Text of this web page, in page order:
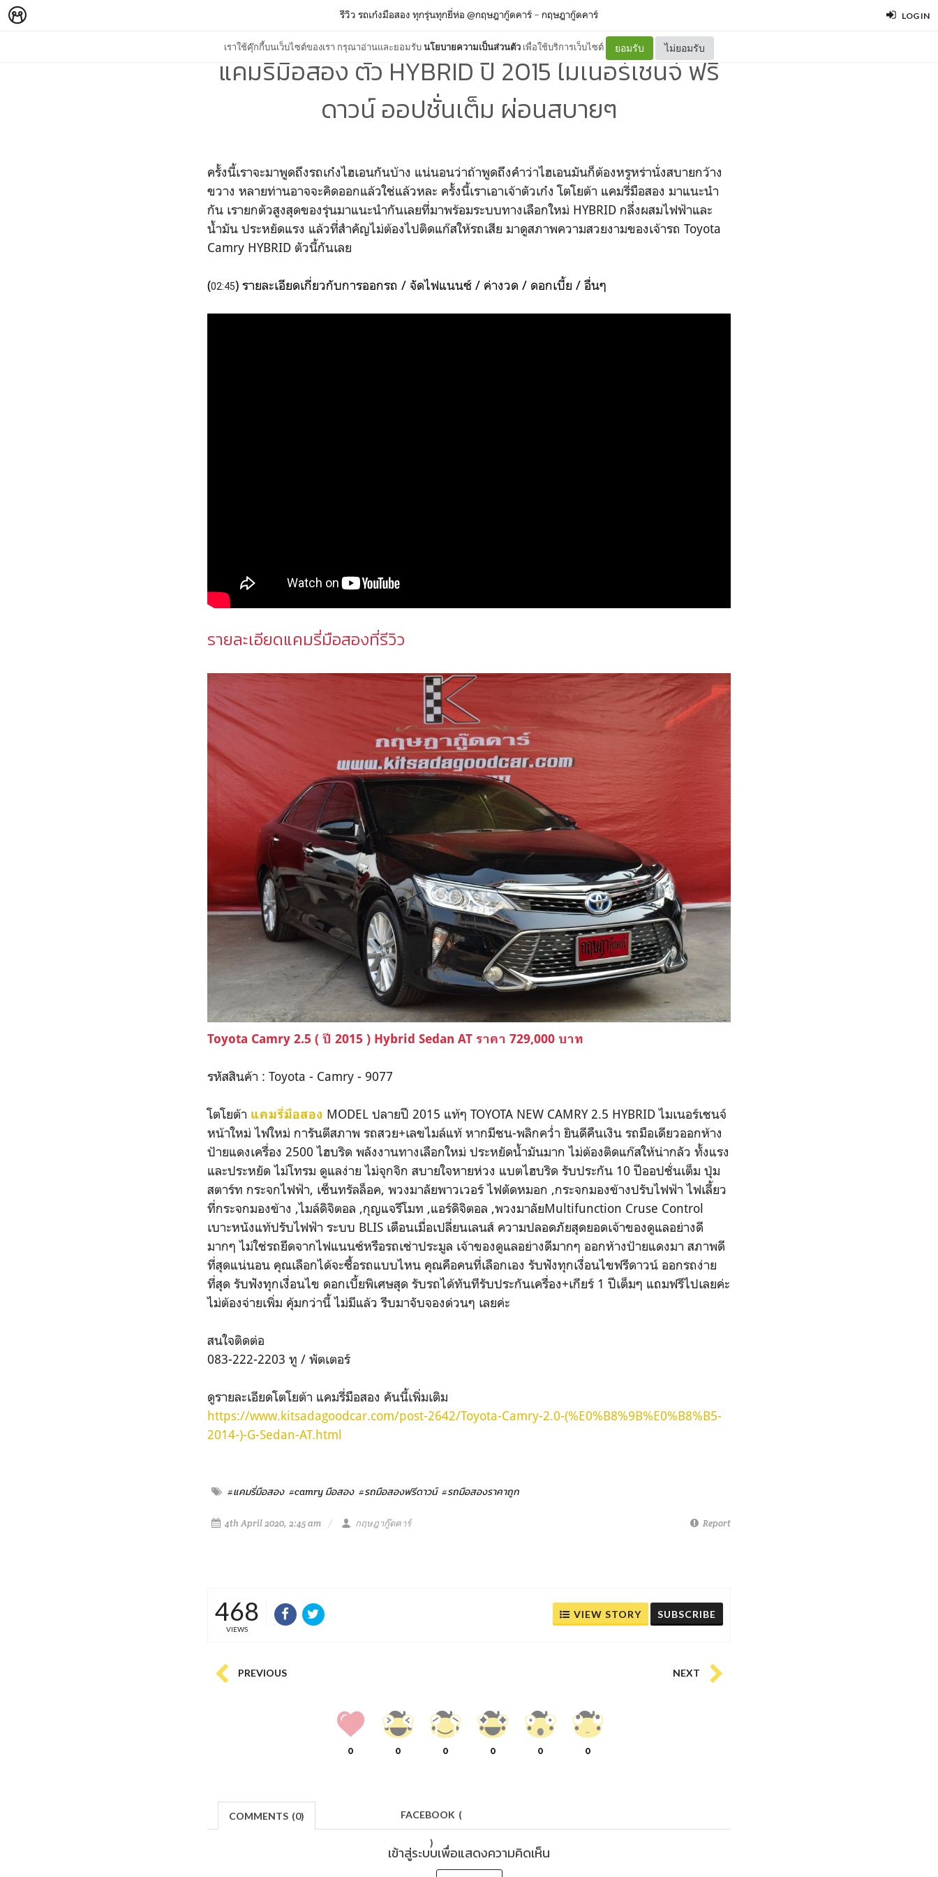
LOG IN
เราใช้คุ๊กกี้บนเว็บไซต์ของเรา กรุณาอ่านและยอมรับนโยบายความเป็นส่วนตัว เพื่อใช้บริการเว็บไซต์ ยอมรับ ไม่ยอมรับ
รีวิว รถเก๋งมือสอง ทุกรุ่นทุกยี่ห่อ @กฤษฎากู๊ดคาร์ – กฤษฎากู๊ดคาร์
แคมรี่มือสอง ตัว HYBRID ปี 2015 ไมเนอร์เชนจ์ ฟรี
ดาวน์ ออปชั่นเต็ม ผ่อนสบายๆ
ครั้งนี้เราจะมาพูดถึงรถเก๋งไฮเอนกันบ้าง แน่นอนว่าถ้าพูดถึงคำว่าไฮเอนมันก็ต้องหรูหร่านั่งสบายกว้าง
ขวาง หลายท่านอาจจะคิดออกแล้วใช่แล้วหละ ครั้งนี้เราเอาเจ้าตัวเก๋ง โตโยต้า แคมรี่มือสอง มาแนะนำ
กัน เรายกตัวสูงสุดของรุ่นมาแนะนำกันเลยที่มาพร้อมระบบทางเลือกใหม่ HYBRID กลึ่งผสมไฟฟ้าและ
น้ำมัน ประหยัดแรง แล้วที่สำคัญไม่ต้องไปติดแก๊สให้รถเสีย มาดูสภาพความสวยงามของเจ้ารถ Toyota
Camry HYBRID ตัวนี้กันเลย
(02:45) รายละเอียดเกี่ยวกับการออกรถ / จัดไฟแนนซ์ / ค่างวด / ดอกเบี้ย / อื่นๆ
รายละเอียดแคมรี่มือสองที่รีวิว
Toyota Camry 2.5 ( ปี 2015 ) Hybrid Sedan AT ราคา 729,000 บาท
รหัสสินค้า : Toyota - Camry - 9077
โตโยต้า แคมรี่มือสอง MODEL ปลายปี 2015 แท้ๆ TOYOTA NEW CAMRY 2.5 HYBRID ไมเนอร์เชนจ์
หน้าใหม่ ไฟใหม่ การันตีสภาพ รถสวย+เลขไมล์แท้ หากมีชน-พลิกคว่ำ ยินดีคืนเงิน รถมือเดียวออกห้าง
ป้ายแดงเครื่อง 2500 ไฮบริด พลังงานทางเลือกใหม่ ประหยัดน้ำมันมาก ไม่ต้องติดแก๊สให้น่ากลัว ทั้งแรง
และประหยัด ไม่โทรม ดูแลง่าย ไม่จุกจิก สบายใจหายห่วง แบตไฮบริด รับประกัน 10 ปีออปชั่นเต็ม ปุ่ม
สตาร์ท กระจกไฟฟ้า, เซ็นทรัลล็อค, พวงมาลัยพาวเวอร์ ไฟตัดหมอก ,กระจกมองข้างปรับไฟฟ้า ไฟเลี้ยว
ที่กระจกมองข้าง ,ไมล์ดิจิตอล ,กุญแจรีโมท ,แอร์ดิจิตอล ,พวงมาลัยMultifunction Cruse Control
เบาะหนังแท้ปรับไฟฟ้า ระบบ BLIS เตือนเมื่อเปลี่ยนเลนส์ ความปลอดภัยสุดยอดเจ้าของดูแลอย่างดี
มากๆ ไม่ใช่รถยึดจากไฟแนนซ์หรือรถเช่าประมูล เจ้าของดูแลอย่างดีมากๆ ออกห้างป้ายแดงมา สภาพดี
ที่สุดแน่นอน คุณเลือกได้จะซื้อรถแบบไหน คุณคือคนที่เลือกเอง รับฟังทุกเงื่อนไขฟรีดาวน์ ออกรถง่าย
ที่สุด รับฟังทุกเงื่อนไข ดอกเบี้ยพิเศษสุด รับรถได้ทันทีรับประกันเครื่อง+เกียร์ 1 ปีเต็มๆ แถมฟรีไปเลยค่ะ
ไม่ต้องจ่ายเพิ่ม คุ้มกว่านี้ ไม่มีแล้ว รีบมาจับจองด่วนๆ เลยค่ะ
สนใจติดต่อ
083-222-2203 ทู / พัตเตอร์
ดูรายละเอียดโตโยต้า แคมรี่มือสอง คันนี้เพิ่มเติม
https://www.kitsadagoodcar.com/post-2642/Toyota-Camry-2.0-(%E0%B8%9B%E0%B8%B5-
2014-)-G-Sedan-AT.html
#แคมรี่มือสอง #camry มือสอง #รถมือสองฟรีดาวน์ #รถมือสองราคาถูก
4th April 2020, 2:45 am กฤษฎากู๊ดคาร์ Report
468
VIEWS
VIEW STORY SUBSCRIBE
PREVIOUS NEXT
0 0 0 0 0 0
COMMENTS (0) FACEBOOK (
)
เข้าสู่ระบบเพื่อแสดงความคิดเห็น